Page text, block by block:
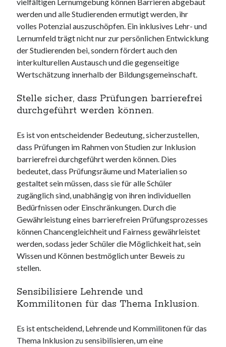
werden und alle Studierenden ermutigt werden, ihr
volles Potenzial auszuschöpfen. Ein inklusives Lehr- und
Lernumfeld trägt nicht nur zur persönlichen Entwicklung
der Studierenden bei, sondern fördert auch den
interkulturellen Austausch und die gegenseitige
Wertschätzung innerhalb der Bildungsgemeinschaft.
Stelle sicher, dass Prüfungen barrierefrei
durchgeführt werden können.
Es ist von entscheidender Bedeutung, sicherzustellen,
dass Prüfungen im Rahmen von Studien zur Inklusion
barrierefrei durchgeführt werden können. Dies
bedeutet, dass Prüfungsräume und Materialien so
gestaltet sein müssen, dass sie für alle Schüler
zugänglich sind, unabhängig von ihren individuellen
Bedürfnissen oder Einschränkungen. Durch die
Gewährleistung eines barrierefreien Prüfungsprozesses
können Chancengleichheit und Fairness gewährleistet
werden, sodass jeder Schüler die Möglichkeit hat, sein
Wissen und Können bestmöglich unter Beweis zu
stellen.
Sensibilisiere Lehrende und
Kommilitonen für das Thema Inklusion.
Es ist entscheidend, Lehrende und Kommilitonen für das
Thema Inklusion zu sensibilisieren, um eine